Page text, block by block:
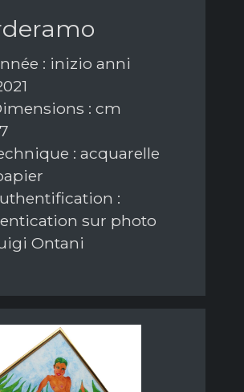
: inizio anni
: cm
: acquarelle
:
sur photo
Ontani